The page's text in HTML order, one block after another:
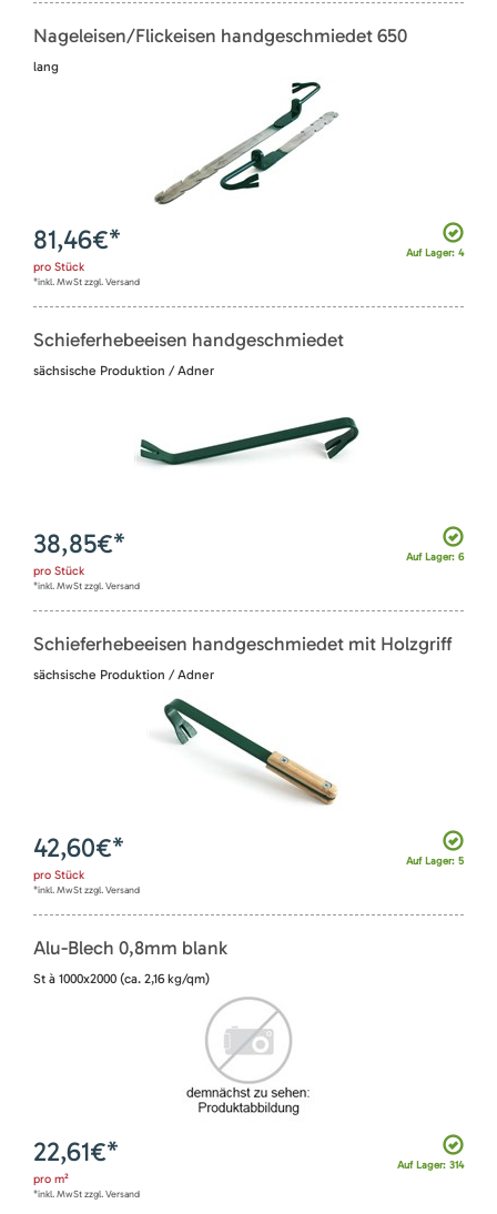
Nageleisen/Flickeisen handgeschmiedet 650
lang
Auf Lager: 4
81,46€*
pro Stück
*inkl. MwSt zzgl. Versand
Schieferhebeeisen handgeschmiedet
sächsische Produktion / Adner
Auf Lager: 6
38,85€*
pro Stück
*inkl. MwSt zzgl. Versand
Schieferhebeeisen handgeschmiedet mit Holzgriff
sächsische Produktion / Adner
Auf Lager: 5
42,60€*
pro Stück
*inkl. MwSt zzgl. Versand
Alu-Blech 0,8mm blank
St à 1000x2000 (ca. 2,16 kg/qm)
Auf Lager: 314
22,61€*
pro m²
*inkl. MwSt zzgl. Versand